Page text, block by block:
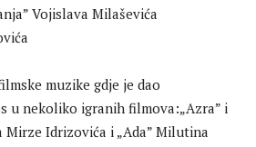
Vojislava Milaševića
muzike gdje je dao
u nekoliko igranih filmova:„Azra” i
Mirze Idrizovića i „Ada” Milutina